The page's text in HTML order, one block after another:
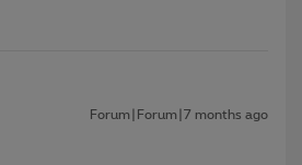
Forum|Forum|7 months ago